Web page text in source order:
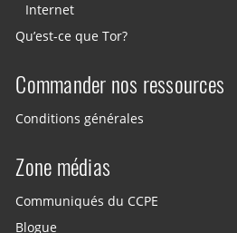
Internet
Qu’est-ce que Tor?
Commander nos ressources
Conditions générales
Zone médias
Communiqués du CCPE
Blogue